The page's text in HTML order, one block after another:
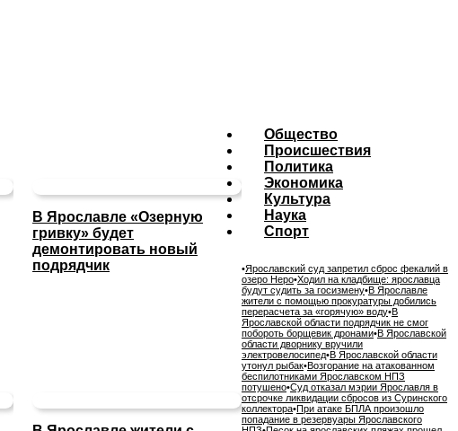
В Ярославле «Озерную
гривку» будет
демонтировать новый
подрядчик
Общество
Происшествия
Политика
Экономика
Культура
Наука
Спорт
•Ярославский суд запретил сброс фекалий в
озеро Неро•Ходил на кладбище: ярославца
будут судить за госизмену•В Ярославле
жители с помощью прокуратуры добились
перерасчета за «горячую» воду•В
Ярославской области подрядчик не смог
побороть борщевик дронами•В Ярославской
области дворнику вручили
электровелосипед•В Ярославской области
утонул рыбак•Возгорание на атакованном
беспилотниками Ярославском НПЗ
потушено•Суд отказал мэрии Ярославля в
отсрочке ликвидации сбросов из Суринского
коллектора•При атаке БПЛА произошло
попадание в резервуары Ярославского